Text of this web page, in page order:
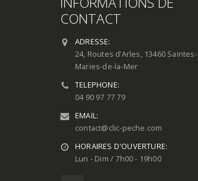
CONTACT
ADRESSE:
24, Routes d’Arles, 13460 Saintes-
Maries-de-la-Mer
TELEPHONE:
04 90 97 77 79
EMAIL:
contact@clic-peche.com
HORAIRES D'OUVERTURE:
Lun - Dim / 7h00 - 19h00